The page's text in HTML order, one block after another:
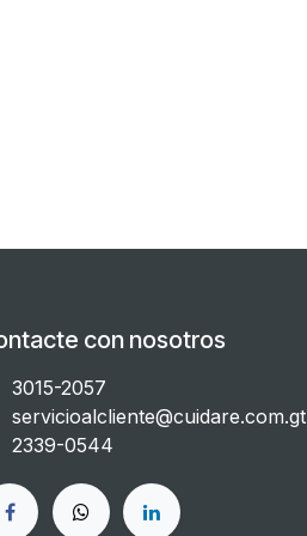
con nosotros
3015-2057
servicioalcliente@cuidare.com.gt
2339-0544